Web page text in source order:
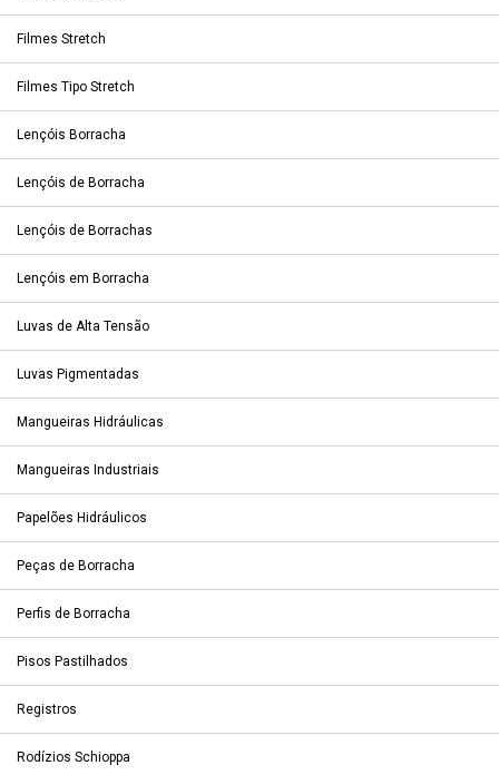
Filmes Stretch
Filmes Tipo Stretch
Lençóis Borracha
Lençóis de Borracha
Lençóis de Borrachas
Lençóis em Borracha
Luvas de Alta Tensão
Luvas Pigmentadas
Mangueiras Hidráulicas
Mangueiras Industriais
Papelões Hidráulicos
Peças de Borracha
Perfis de Borracha
Pisos Pastilhados
Registros
Rodízios Schioppa